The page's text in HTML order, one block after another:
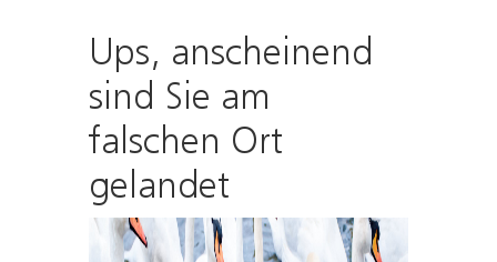
Ups, anscheinend
sind Sie am
falschen Ort
gelandet